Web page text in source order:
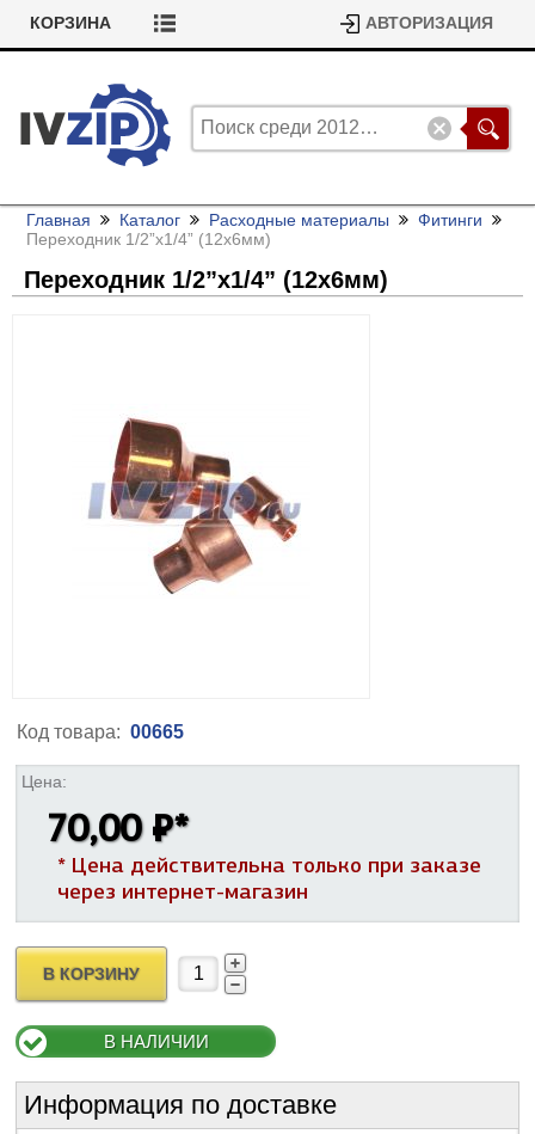
КОРЗИНА АВТОРИЗАЦИЯ
Главная Каталог Расходные материалы
Фитинги
Переходник 1/2”х1/4” (12х6мм)
Переходник 1/2”х1/4” (12х6мм)
Код товара: 00665
Цена:
70,00 ₽*
* Цена действительна только при заказе
через интернет-магазин
В КОРЗИНУ
В НАЛИЧИИ
Информация по доставке